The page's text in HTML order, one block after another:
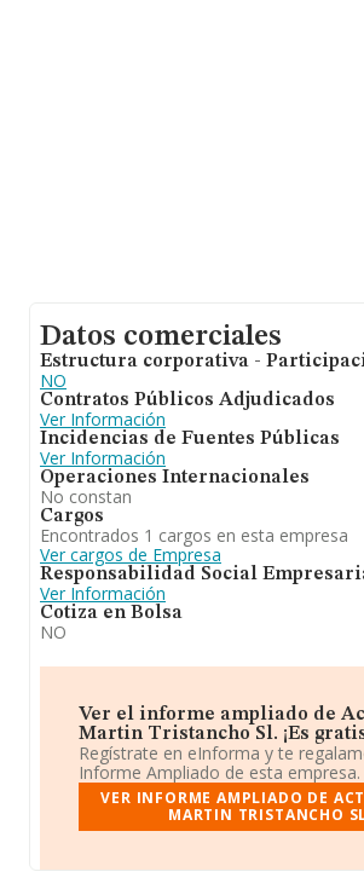
Datos comerciales
Estructura corporativa -
NO
Contratos Públicos Adjudicados
Ver Información
Incidencias de Fuentes Públicas
Ver Información
Operaciones Internacionales
No constan
Cargos
Encontrados 1 cargos en esta empresa
Ver cargos de Empresa
Responsabilidad Social
Ver Información
Cotiza en Bolsa
NO
Ver el informe ampliado de
Martin Tristancho Sl. ¡Es
Regístrate en eInforma y te
Informe Ampliado de esta empresa.
VER INFORME AMPLIADO DE
MARTIN TRISTANCHO